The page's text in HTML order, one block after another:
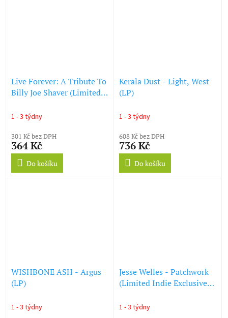
Live Forever: A Tribute To
Billy Joe Shaver (Limited
Vinyl) (LP)
1 - 3 týdny
301 Kč bez DPH
364 Kč
Do košíku
Kerala Dust - Light, West
(LP)
1 - 3 týdny
608 Kč bez DPH
736 Kč
Do košíku
WISHBONE ASH - Argus
(LP)
1 - 3 týdny
Jesse Welles - Patchwork
(Limited Indie Exclusive
(LP)
1 - 3 týdny